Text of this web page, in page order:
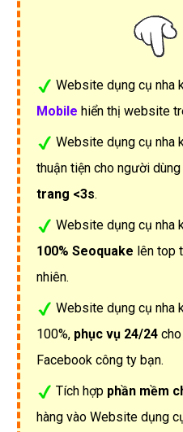
Website dụng cụ nha
Mobile hiển thị website
Website dụng cụ nha
thuận tiện cho người
trang <3s.
Website dụng cụ nha
100% Seoquake lên top
nhiên.
Website dụng cụ nha
100%, phục vụ 24/24
Facebook công ty bạn.
Tích hợp phần mềm
hàng vào Website dụng